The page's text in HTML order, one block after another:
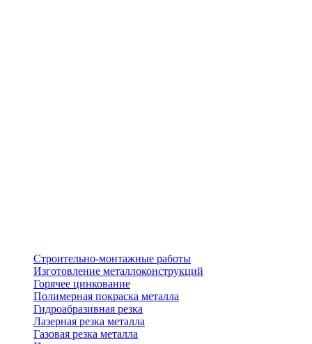
Строительно-монтажные работы
Изготовление металлоконструкций
Горячее цинкование
Полимерная покраска металла
Гидроабразивная резка
Лазерная резка металла
Газовая резка металла